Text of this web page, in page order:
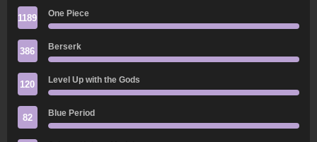
1189 One Piece
386 Berserk
120 Level Up with the Gods
82 Blue Period